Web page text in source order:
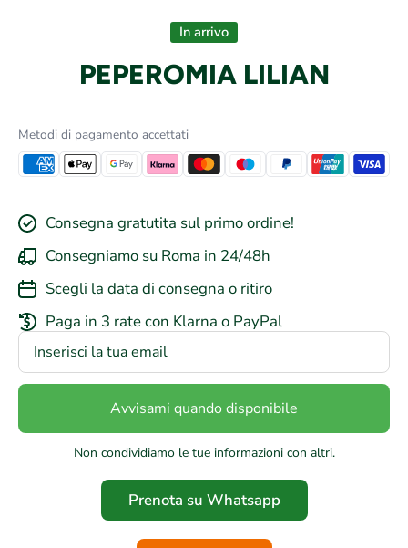
In arrivo
PEPEROMIA LILIAN
Metodi di pagamento accettati
Consegna gratutita sul primo ordine!
Consegniamo su Roma in 24/48h
Scegli la data di consegna o ritiro
Paga in 3 rate con Klarna o PayPal
Avvisami quando disponibile
Non condividiamo le tue informazioni con altri.
Prenota su Whatsapp